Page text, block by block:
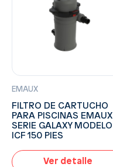
EMAUX
FILTRO DE CARTUCHO
PARA PISCINAS EMAUX
SERIE GALAXY MODELO
ICF 150 PIES
Ver detalle